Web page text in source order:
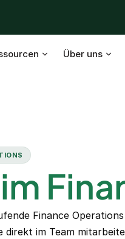
Über uns
Finance
im Team